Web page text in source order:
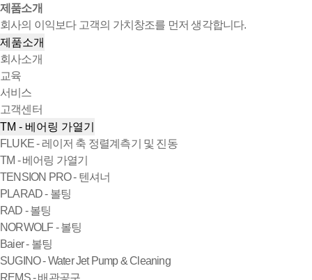
제품소개
회사의 이익보다 고객의 가치창조를 먼저 생각합니다.
제품소개
회사소개
교육
서비스
고객센터
TM - 베어링 가열기
FLUKE - 레이저 축 정렬계측기 및 진동
TM - 베어링 가열기
TENSION PRO - 텐셔너
PLARAD - 볼팅
RAD - 볼팅
NORWOLF - 볼팅
Baier - 볼팅
SUGINO - Water Jet Pump & Cleaning
REMS - 배관공구